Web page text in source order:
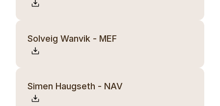
Solveig Wanvik - MEF
Simen Haugseth - NAV